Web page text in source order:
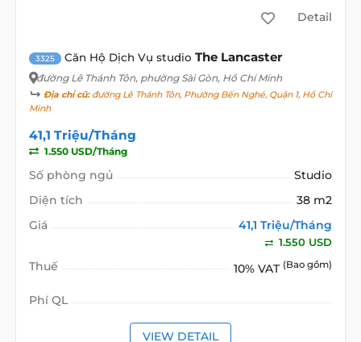
Detail
3325 Căn Hộ Dịch Vụ studio The Lancaster
đường Lê Thánh Tôn, phường Sài Gòn, Hồ Chí Minh
Địa chỉ cũ:đường Lê Thánh Tôn, Phường Bến Nghé, Quận 1, Hồ Chí
Minh
41,1 Triệu/Tháng
1.550 USD/Tháng
Số phòng ngủ
Studio
Diện tích
38 m2
Giá
41,1 Triệu/Tháng
1.550 USD
Thuế 10% VAT (Bao gồm)
Phí QL
VIEW DETAIL